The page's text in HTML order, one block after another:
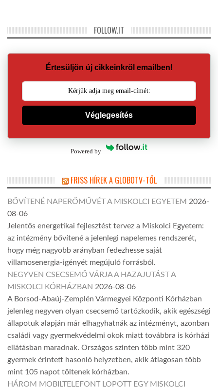
FOLLOW.IT
Értesüljön új cikkeinkről emailben!
Véglegesítés
Powered by
FRISS HÍREK A GLOBOTV-TŐL
BŐVÍTENÉ NAPERŐMŰVÉT A MISKOLCI EGYETEM 2026-
08-06
Jelentős energetikai fejlesztést tervez a Miskolci Egyetem:
az intézmény bővítené a jelenlegi napelemes rendszerét,
hogy még nagyobb arányban fedezhesse saját
villamosenergia-igényét megújuló forrásból.
NEGYVEN CSECSEMŐ VÁRJA A HAZAJUTÁST A
MISKOLCI KÓRHÁZBAN 2026-08-06
A Borsod-Abaúj-Zemplén Vármegyei Központi Kórházban
jelenleg negyven olyan csecsemő tartózkodik, akik egészségi
állapotuk alapján már elhagyhatnák az intézményt, azonban
családi vagy gyermekvédelmi okok miatt továbbra is kórházi
ellátásban maradnak. Országos szinten több mint 320
gyermek érintett hasonló helyzetben, akik átlagosan több
mint 105 napot töltenek kórházban.
HÁROM MOBILTELEFONT LOPOTT EGY MISKOLCI